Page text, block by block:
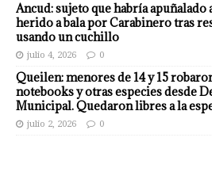
Ancud: sujeto que habría apuñalado
herido a bala por Carabinero tras
usando un cuchillo
julio 4, 2026 0
Queilen: menores de 14 y 15
notebooks y otras especies desde
Municipal. Quedaron libres a la
julio 2, 2026 0